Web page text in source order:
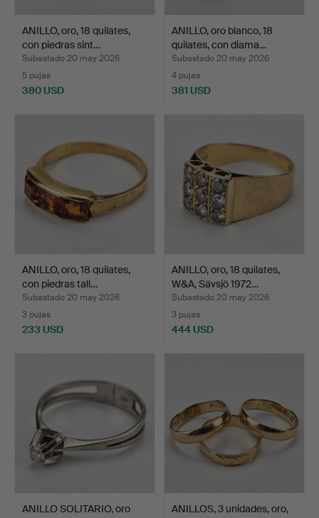
ANILLO, oro, 18 quilates,
con piedras sint…
Subastado 20 may 2026
5 pujas
380 USD
ANILLO, oro blanco, 18
quilates, con diama…
Subastado 20 may 2026
4 pujas
381 USD
ANILLO, oro, 18 quilates,
con piedras tall…
Subastado 20 may 2026
3 pujas
233 USD
ANILLO, oro, 18 quilates,
W&A, Sävsjö 1972…
Subastado 20 may 2026
3 pujas
444 USD
ANILLO SOLITARIO, oro
ANILLOS, 3 unidades, oro,